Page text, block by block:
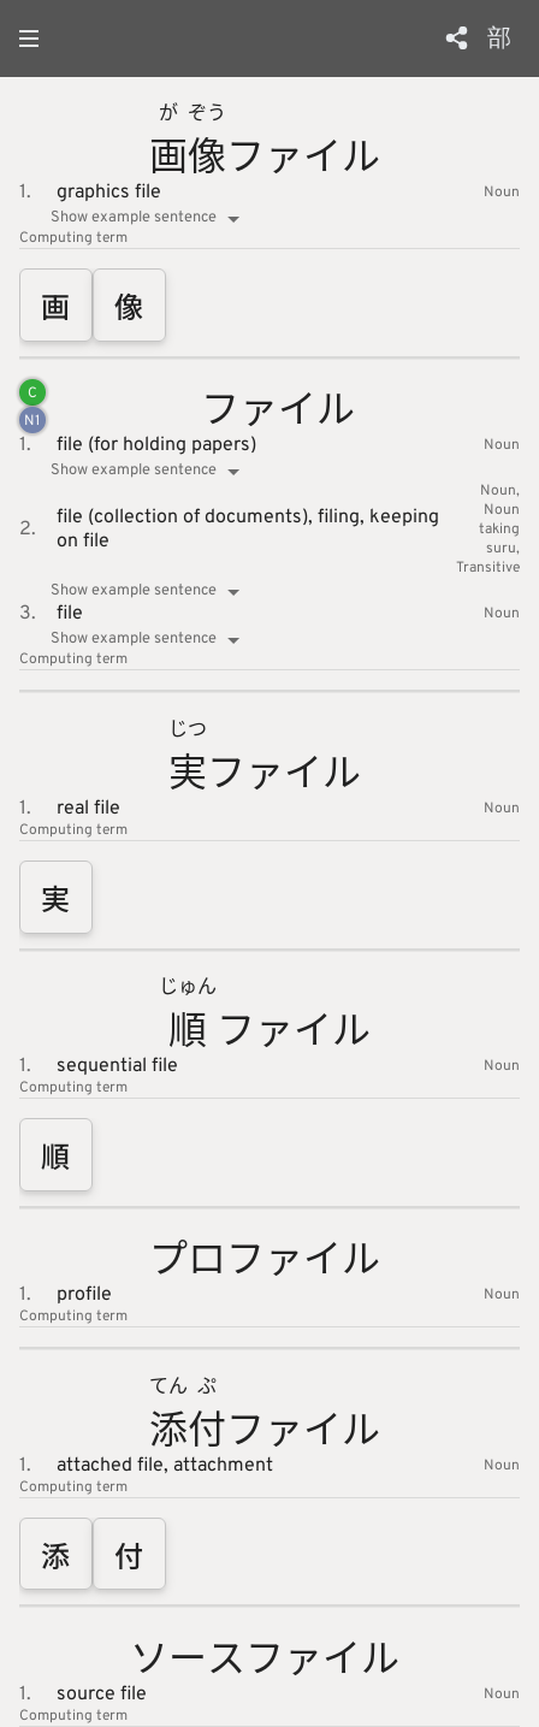
部
画
が
像
ぞう
ファイル
1. graphics file
Noun
Show example sentence
Computing term
画 像
C
N1 ファイル
1. file (for holding papers)
Noun
Show example sentence
2. file (collection of documents), filing, keeping
on file
Noun
Noun
taking
suru
Transitive
Show example sentence
3. file
Noun
Show example sentence
Computing term
実
じつ
ファイル
1. real file
Noun
Computing term
実
順
じゅん
ファイル
1. sequential file
Noun
Computing term
順
プロファイル
1. profile
Noun
Computing term
添
てん
付
ぷ
ファイル
1. attached file, attachment
Noun
Computing term
添 付
ソースファイル
1. source file
Noun
Computing term